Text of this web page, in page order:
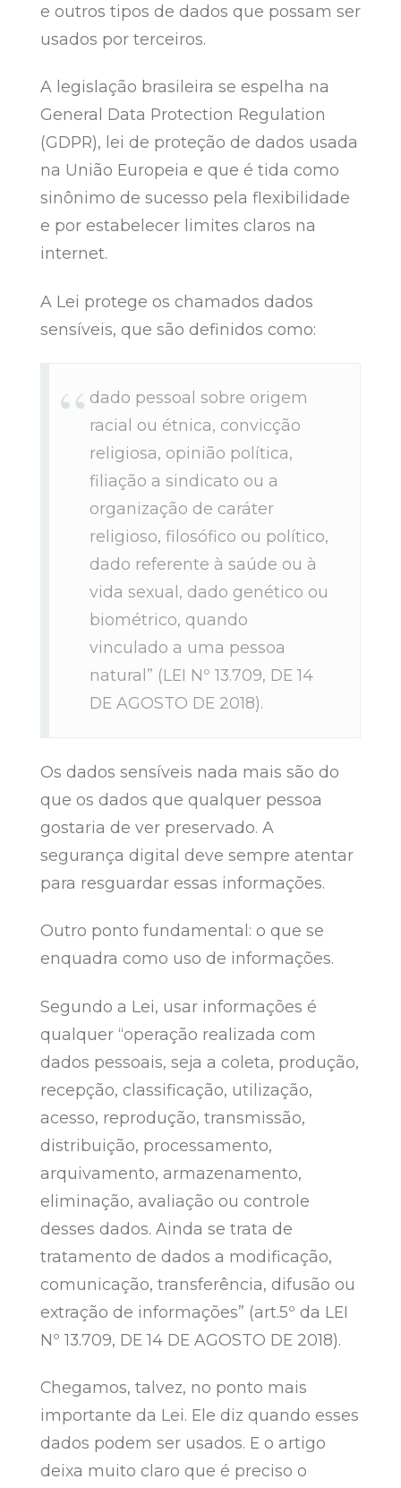
e outros tipos de dados que possam ser
usados por terceiros.
A legislação brasileira se espelha na
General Data Protection Regulation
(GDPR), lei de proteção de dados usada
na União Europeia e que é tida como
sinônimo de sucesso pela flexibilidade
e por estabelecer limites claros na
internet.
A Lei protege os chamados dados
sensíveis, que são definidos como:
dado pessoal sobre origem
racial ou étnica, convicção
religiosa, opinião política,
filiação a sindicato ou a
organização de caráter
religioso, filosófico ou político,
dado referente à saúde ou à
vida sexual, dado genético ou
biométrico, quando
vinculado a uma pessoa
natural” (LEI Nº 13.709, DE 14
DE AGOSTO DE 2018).
Os dados sensíveis nada mais são do
que os dados que qualquer pessoa
gostaria de ver preservado. A
segurança digital deve sempre atentar
para resguardar essas informações.
Outro ponto fundamental: o que se
enquadra como uso de informações.
Segundo a Lei, usar informações é
qualquer “operação realizada com
dados pessoais, seja a coleta, produção,
recepção, classificação, utilização,
acesso, reprodução, transmissão,
distribuição, processamento,
arquivamento, armazenamento,
eliminação, avaliação ou controle
desses dados. Ainda se trata de
tratamento de dados a modificação,
comunicação, transferência, difusão ou
extração de informações” (art.5º da LEI
Nº 13.709, DE 14 DE AGOSTO DE 2018).
Chegamos, talvez, no ponto mais
importante da Lei. Ele diz quando esses
dados podem ser usados. E o artigo
deixa muito claro que é preciso o